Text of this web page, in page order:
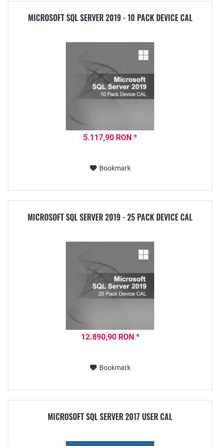
MICROSOFT SQL SERVER 2019 - 10 PACK DEVICE CAL
5.117,90 RON *
Bookmark
MICROSOFT SQL SERVER 2019 - 25 PACK DEVICE CAL
12.890,90 RON *
Bookmark
MICROSOFT SQL SERVER 2017 USER CAL